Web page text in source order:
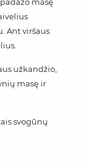
Ant viršaus
užkandžio,
masę ir
svogūnų